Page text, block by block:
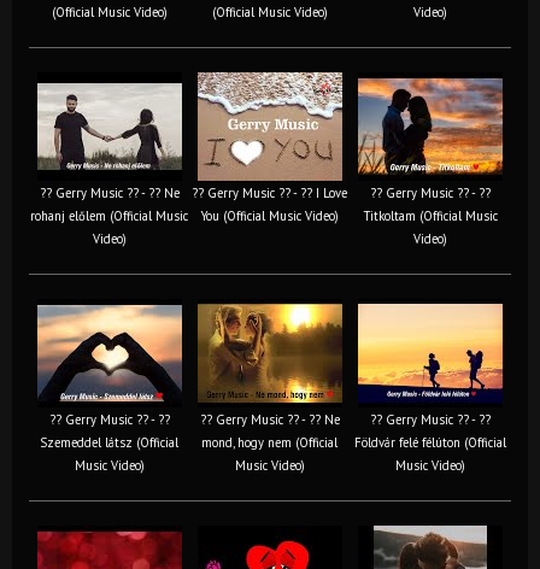
(Official Music Video)
(Official Music Video)
Video)
?? Gerry Music ?? - ?? Ne
rohanj előlem (Official Music
Video)
?? Gerry Music ?? - ?? I Love
You (Official Music Video)
?? Gerry Music ?? - ??
Titkoltam (Official Music
Video)
?? Gerry Music ?? - ??
Szemeddel látsz (Official
Music Video)
?? Gerry Music ?? - ?? Ne
mond, hogy nem (Official
Music Video)
?? Gerry Music ?? - ??
Földvár felé félúton (Official
Music Video)